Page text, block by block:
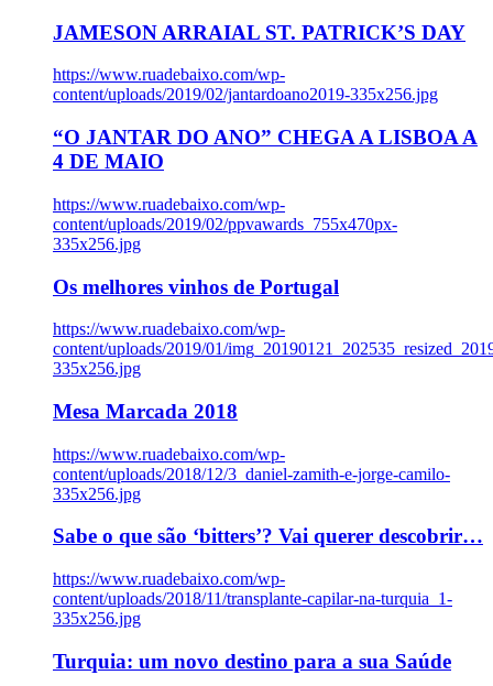
JAMESON ARRAIAL ST. PATRICK’S DAY
https://www.ruadebaixo.com/wp-
content/uploads/2019/02/jantardoano2019-335x256.jpg
“O JANTAR DO ANO” CHEGA A LISBOA A
4 DE MAIO
https://www.ruadebaixo.com/wp-
content/uploads/2019/02/ppvawards_755x470px-
335x256.jpg
Os melhores vinhos de Portugal
https://www.ruadebaixo.com/wp-
content/uploads/2019/01/
335x256.jpg
Mesa Marcada 2018
https://www.ruadebaixo.com/wp-
content/uploads/2018/12/3_daniel-zamith-e-jorge-camilo-
335x256.jpg
Sabe o que são ‘bitters’? Vai querer descobrir…
https://www.ruadebaixo.com/wp-
content/uploads/2018/11/transplante-capilar-na-turquia_1-
335x256.jpg
Turquia: um novo destino para a sua Saúde